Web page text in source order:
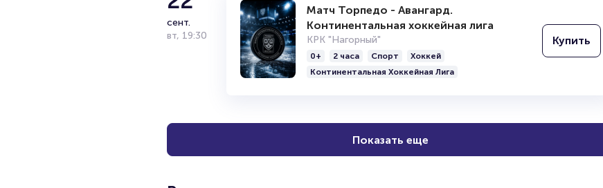
22
сент.
Матч Торпедо - Авангард.
Континентальная хоккейная лига
КРК "Нагорный"
0+ 2 часа Спорт
Хоккей
Купить
Показать еще